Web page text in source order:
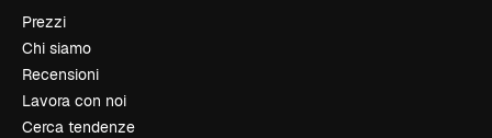
Prezzi
Chi siamo
Recensioni
Lavora con noi
Cerca tendenze